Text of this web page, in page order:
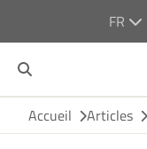
FR
Accueil Articles